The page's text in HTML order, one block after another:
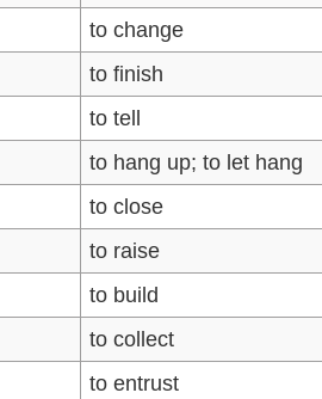
to change
to finish
to tell
to hang up; to let hang
to close
to raise
to build
to collect
to entrust